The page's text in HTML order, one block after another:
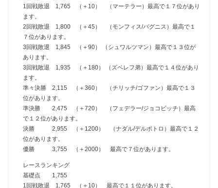
1回戦敗退 1,765 （＋10） （マーテラー）最高で１７位があり
ます。
2回戦敗退 1,800 （＋45） （モンフィス/バグニス）最高で１
７位があります。
3回戦敗退 1,845 （＋90） （シュワルツマン）最高で１３位が
あります。
3回戦敗退 1,935 （＋180） （ズベレフ弟）最高で１４位があり
ます。
準々決勝 2,115 （＋360） （チリッチ/ゴファン）最高で１３
位があります。
準決勝 2,475 （＋720） （フェデラー/ジョコビッチ）最高
で１２位があります。
決勝 2,955 （＋1200） （ナダル/デルポトロ）最高で１２
位があります。
優勝 3,755 （＋2000） 最高で７位があります。
レースランキング
基礎点 1,755
1回戦敗退 1,765 （＋10） 最高で１１位があります。